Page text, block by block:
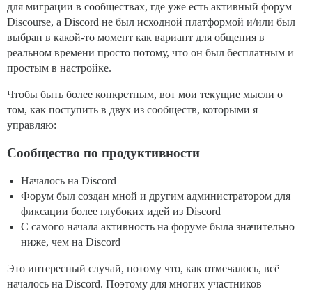
для миграции в сообществах, где уже есть активный форум
Discourse, а Discord не был исходной платформой и/или был
выбран в какой-то момент как вариант для общения в
реальном времени просто потому, что он был бесплатным и
простым в настройке.
Чтобы быть более конкретным, вот мои текущие мысли о
том, как поступить в двух из сообществ, которыми я
управляю:
Сообщество по продуктивности
Началось на Discord
Форум был создан мной и другим администратором для
фиксации более глубоких идей из Discord
С самого начала активность на форуме была значительно
ниже, чем на Discord
Это интересный случай, потому что, как отмечалось, всё
началось на Discord. Поэтому для многих участников